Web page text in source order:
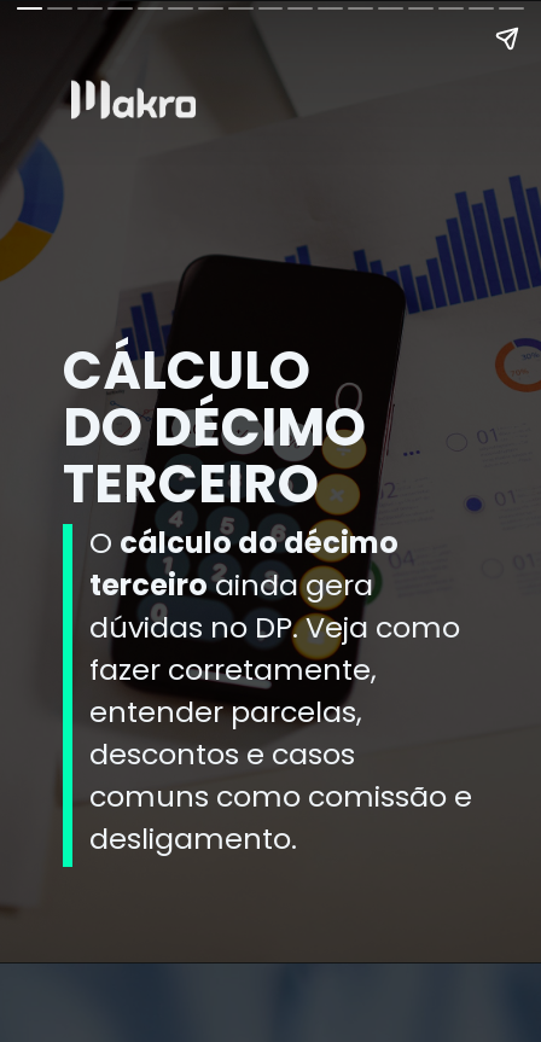
CÁLCULO
DO DÉCIMO
TERCEIRO
O cálculo do décimo
terceiroainda gera
dúvidas no DP. Veja como
fazer corretamente,
entender parcelas,
descontos e casos
comuns como comissão e
desligamento.